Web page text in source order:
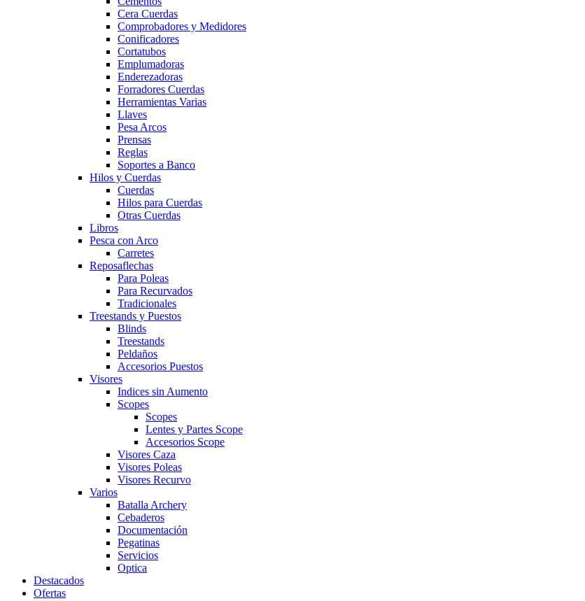
Cera Cuerdas
Comprobadores y Medidores
Conificadores
Cortatubos
Emplumadoras
Enderezadoras
Forradores Cuerdas
Herramientas Varias
Llaves
Pesa Arcos
Prensas
Reglas
Soportes a Banco
Hilos y Cuerdas
Cuerdas
Hilos para Cuerdas
Otras Cuerdas
Libros
Pesca con Arco
Carretes
Reposaflechas
Para Poleas
Para Recurvados
Tradicionales
Treestands y Puestos
Blinds
Treestands
Peldaños
Accesorios Puestos
Visores
Indices sin Aumento
Scopes
Scopes
Lentes y Partes Scope
Accesorios Scope
Visores Caza
Visores Poleas
Visores Recurvo
Varios
Batalla Archery
Cebaderos
Documentación
Pegatinas
Servicios
Optica
Destacados
Ofertas